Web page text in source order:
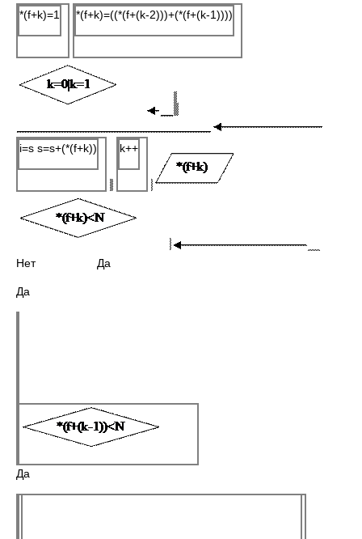
*(f+k)=1 *(f+k)=((*(f+(k-2)))+(*(f+(k-1))))
i=s s=s+(*(f+k)) k++
Нет Да
Да
Да